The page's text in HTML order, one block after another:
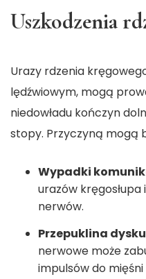
Uszkodzenia
Urazy rdzenia
lędźwiowym, mogą
niedowładu kończyn
stopy. Przyczyną mogą
Wypadki
urazów
nerwów.
Przepuklina dysku
nerwowe może
impulsów do